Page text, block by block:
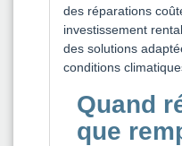
des réparations
investissement
des solutions
conditions
Quand
que